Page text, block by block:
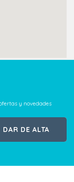
y novedades
DAR DE ALTA